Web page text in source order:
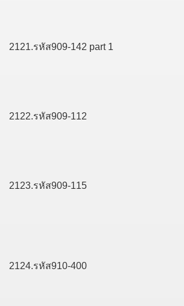
2121.รหัส909-142 part 1
2122.รหัส909-112
2123.รหัส909-115
2124.รหัส910-400